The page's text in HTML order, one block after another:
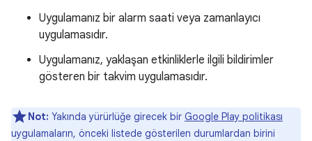
Uygulamanız bir alarm saati veya zamanlayıcı
uygulamasıdır.
Uygulamanız, yaklaşan etkinliklerle ilgili bildirimler
gösteren bir takvim uygulamasıdır.
Not: Yakında yürürlüğe girecek bir Google Play politikası
uygulamaların, önceki listede gösterilen durumlardan birini